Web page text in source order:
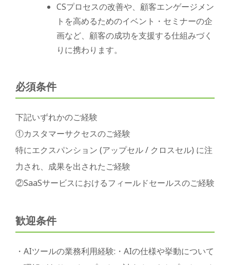
CSプロセスの改善や、顧客エンゲージメン
トを高めるためのイベント・セミナーの企
画など、顧客の成功を支援する仕組みづく
りに携わります。
必須条件
下記いずれかのご経験
①カスタマーサクセスのご経験
特にエクスパンション (アップセル / クロスセル) に注
力され、成果を出されたご経験
②SaaSサービスにおけるフィールドセールスのご経験
歓迎条件
・AIツールの業務利用経験:・AIの仕様や挙動について